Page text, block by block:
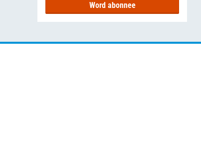
Word abonnee